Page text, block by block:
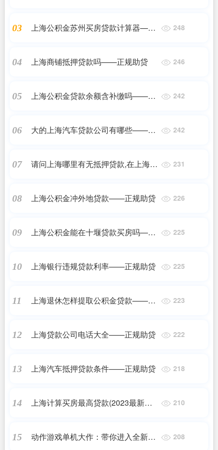
03
上海公积金苏州买房贷款计算器——
248
04 上海商铺抵押贷款吗——正规助贷 246
05
上海公积金贷款余额含补缴吗——正
242
06
大的上海汽车贷款公司有哪些——正
242
07
请问上海哪里有无抵押贷款,在上海申
231
08 上海公积金冲外地贷款——正规助贷 226
09
上海公积金能在十堰贷款买房吗——
225
10 上海银行违规贷款利率——正规助贷 225
11
上海退休怎样提取公积金贷款——正
223
12 上海贷款公司电话大全——正规助贷 222
13 上海汽车抵押贷款条件——正规助贷 218
14
上海计算买房最高贷款(2023最新更
210
15
动作游戏单机大作：带你进入全新的
208